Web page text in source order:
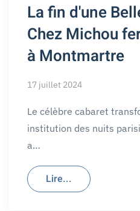
La fin d'une
Chez Michou
à Montmartre
17 juillet 2024
Le célèbre cabaret
institution des nuits
a…
Lire...